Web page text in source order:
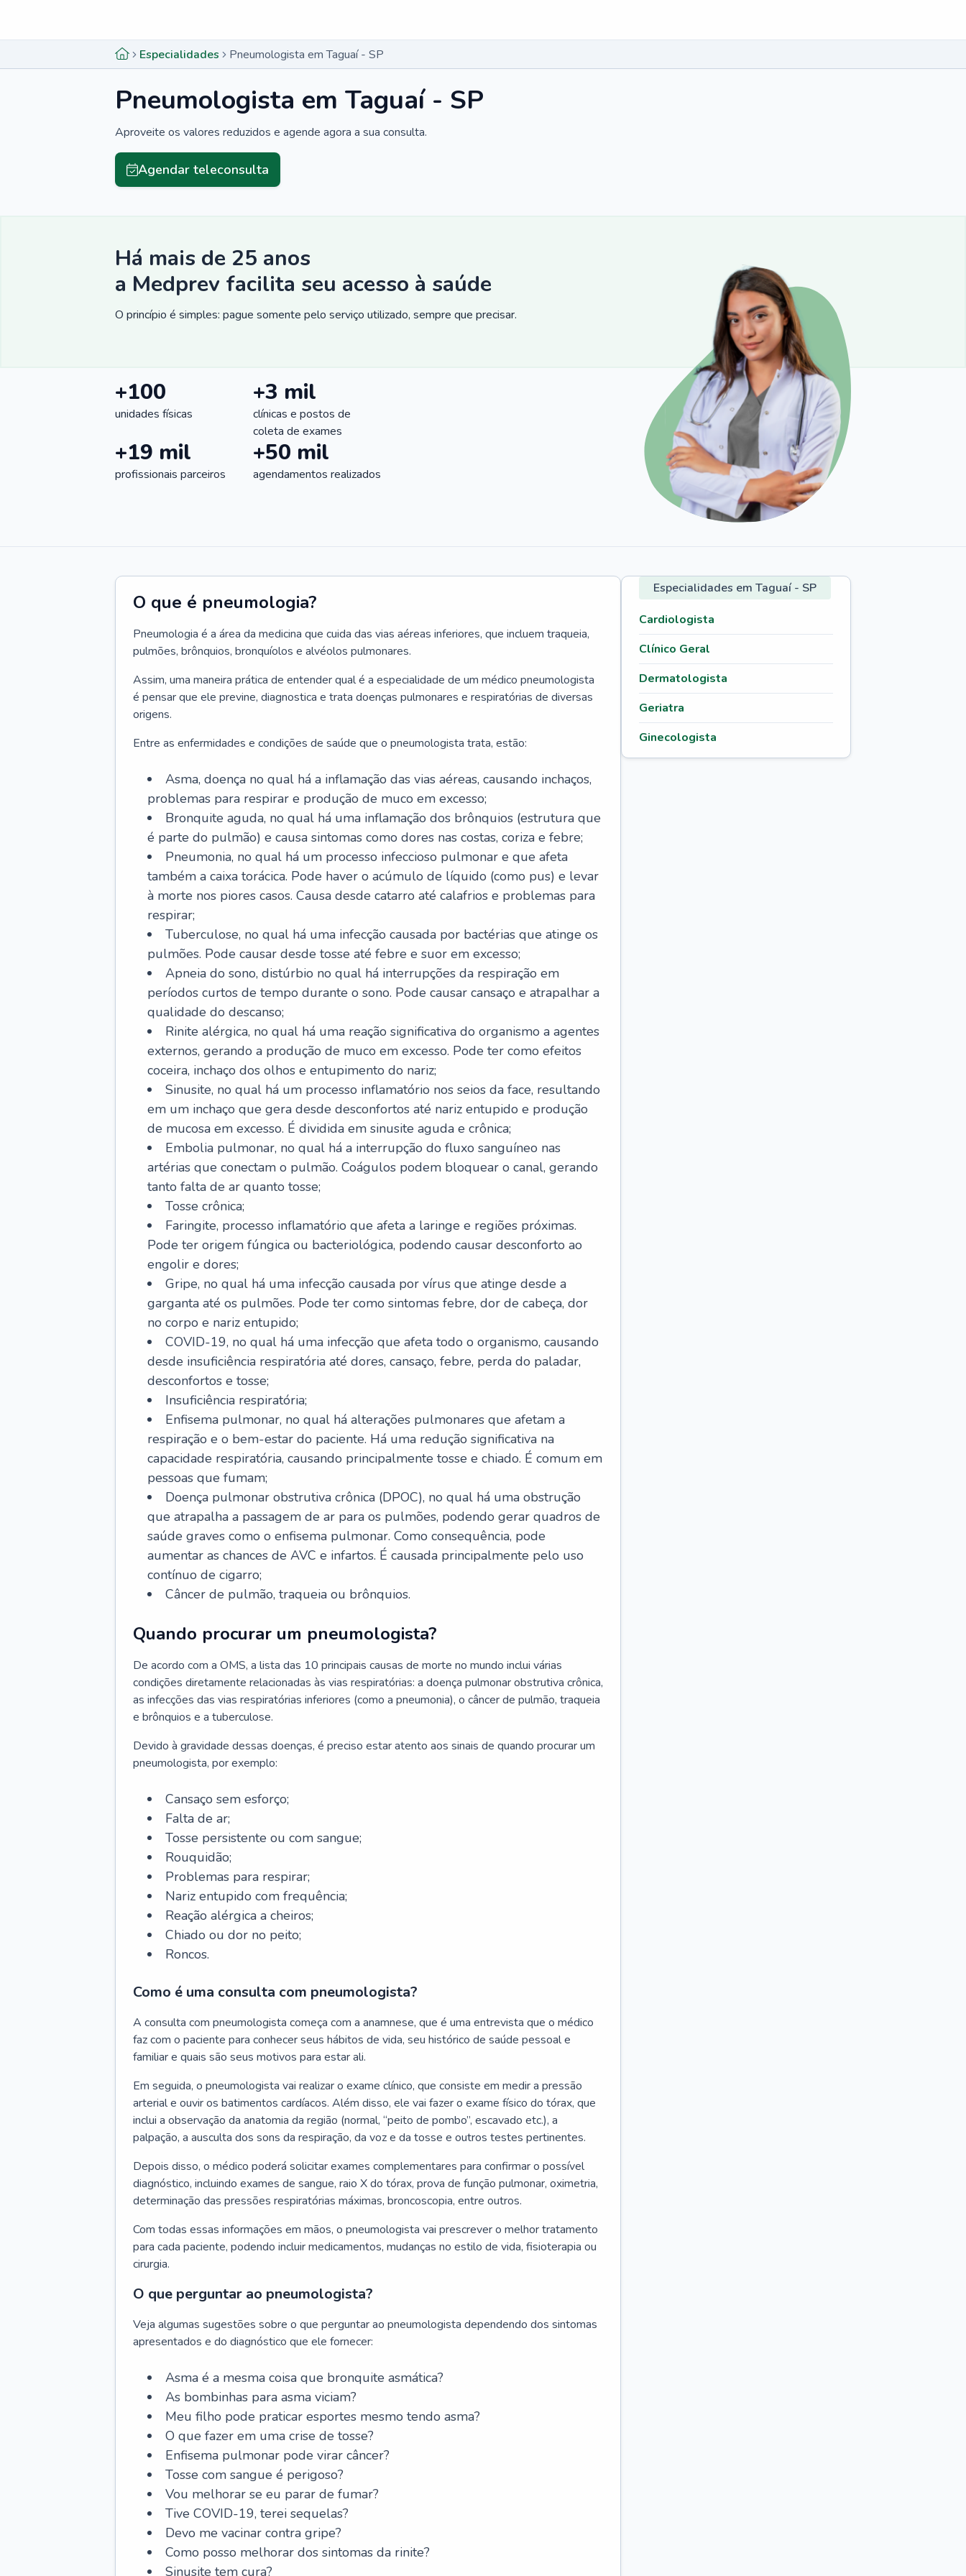
Especialidades Pneumologista em Taguaí - SP
Pneumologista em Taguaí - SP
Aproveite os valores reduzidos e agende agora a sua consulta.
Agendar teleconsulta
Há mais de 25 anos
a Medprev facilita seu acesso à saúde
O princípio é simples: pague somente pelo serviço utilizado, sempre que precisar.
+100
unidades físicas
+3 mil
clínicas e postos de
coleta de exames
+19 mil
profissionais parceiros
+50 mil
agendamentos realizados
O que é pneumologia?
Pneumologia é a área da medicina que cuida das vias aéreas inferiores, que incluem traqueia,
pulmões, brônquios, bronquíolos e alvéolos pulmonares.
Assim, uma maneira prática de entender qual é a especialidade de um médico pneumologista
é pensar que ele previne, diagnostica e trata doenças pulmonares e respiratórias de diversas
origens.
Entre as enfermidades e condições de saúde que o pneumologista trata, estão:
Asma, doença no qual há a inflamação das vias aéreas, causando inchaços,
problemas para respirar e produção de muco em excesso;
Bronquite aguda, no qual há uma inflamação dos brônquios (estrutura que
é parte do pulmão) e causa sintomas como dores nas costas, coriza e febre;
Pneumonia, no qual há um processo infeccioso pulmonar e que afeta
também a caixa torácica. Pode haver o acúmulo de líquido (como pus) e levar
à morte nos piores casos. Causa desde catarro até calafrios e problemas para
respirar;
Tuberculose, no qual há uma infecção causada por bactérias que atinge os
pulmões. Pode causar desde tosse até febre e suor em excesso;
Apneia do sono, distúrbio no qual há interrupções da respiração em
períodos curtos de tempo durante o sono. Pode causar cansaço e atrapalhar a
qualidade do descanso;
Rinite alérgica, no qual há uma reação significativa do organismo a agentes
externos, gerando a produção de muco em excesso. Pode ter como efeitos
coceira, inchaço dos olhos e entupimento do nariz;
Sinusite, no qual há um processo inflamatório nos seios da face, resultando
em um inchaço que gera desde desconfortos até nariz entupido e produção
de mucosa em excesso. É dividida em sinusite aguda e crônica;
Embolia pulmonar, no qual há a interrupção do fluxo sanguíneo nas
artérias que conectam o pulmão. Coágulos podem bloquear o canal, gerando
tanto falta de ar quanto tosse;
Tosse crônica;
Faringite, processo inflamatório que afeta a laringe e regiões próximas.
Pode ter origem fúngica ou bacteriológica, podendo causar desconforto ao
engolir e dores;
Gripe, no qual há uma infecção causada por vírus que atinge desde a
garganta até os pulmões. Pode ter como sintomas febre, dor de cabeça, dor
no corpo e nariz entupido;
COVID-19, no qual há uma infecção que afeta todo o organismo, causando
desde insuficiência respiratória até dores, cansaço, febre, perda do paladar,
desconfortos e tosse;
Insuficiência respiratória;
Enfisema pulmonar, no qual há alterações pulmonares que afetam a
respiração e o bem-estar do paciente. Há uma redução significativa na
capacidade respiratória, causando principalmente tosse e chiado. É comum em
pessoas que fumam;
Doença pulmonar obstrutiva crônica (DPOC), no qual há uma obstrução
que atrapalha a passagem de ar para os pulmões, podendo gerar quadros de
saúde graves como o enfisema pulmonar. Como consequência, pode
aumentar as chances de AVC e infartos. É causada principalmente pelo uso
contínuo de cigarro;
Câncer de pulmão, traqueia ou brônquios.
Quando procurar um pneumologista?
De acordo com a OMS, a lista das 10 principais causas de morte no mundo inclui várias
condições diretamente relacionadas às vias respiratórias: a doença pulmonar obstrutiva crônica,
as infecções das vias respiratórias inferiores (como a pneumonia), o câncer de pulmão, traqueia
e brônquios e a tuberculose.
Devido à gravidade dessas doenças, é preciso estar atento aos sinais de quando procurar um
pneumologista, por exemplo:
Cansaço sem esforço;
Falta de ar;
Tosse persistente ou com sangue;
Rouquidão;
Problemas para respirar;
Nariz entupido com frequência;
Reação alérgica a cheiros;
Chiado ou dor no peito;
Roncos.
Como é uma consulta com pneumologista?
A consulta com pneumologista começa com a anamnese, que é uma entrevista que o médico
faz com o paciente para conhecer seus hábitos de vida, seu histórico de saúde pessoal e
familiar e quais são seus motivos para estar ali.
Em seguida, o pneumologista vai realizar o exame clínico, que consiste em medir a pressão
arterial e ouvir os batimentos cardíacos. Além disso, ele vai fazer o exame físico do tórax, que
inclui a observação da anatomia da região (normal, “peito de pombo”, escavado etc.), a
palpação, a ausculta dos sons da respiração, da voz e da tosse e outros testes pertinentes.
Depois disso, o médico poderá solicitar exames complementares para confirmar o possível
diagnóstico, incluindo exames de sangue, raio X do tórax, prova de função pulmonar, oximetria,
determinação das pressões respiratórias máximas, broncoscopia, entre outros.
Com todas essas informações em mãos, o pneumologista vai prescrever o melhor tratamento
para cada paciente, podendo incluir medicamentos, mudanças no estilo de vida, fisioterapia ou
cirurgia.
O que perguntar ao pneumologista?
Veja algumas sugestões sobre o que perguntar ao pneumologista dependendo dos sintomas
apresentados e do diagnóstico que ele fornecer:
Asma é a mesma coisa que bronquite asmática?
As bombinhas para asma viciam?
Meu filho pode praticar esportes mesmo tendo asma?
O que fazer em uma crise de tosse?
Enfisema pulmonar pode virar câncer?
Tosse com sangue é perigoso?
Vou melhorar se eu parar de fumar?
Tive COVID-19, terei sequelas?
Devo me vacinar contra gripe?
Como posso melhorar dos sintomas da rinite?
Sinusite tem cura?
Especialidades em Taguaí - SP
Cardiologista
Clínico Geral
Dermatologista
Geriatra
Ginecologista